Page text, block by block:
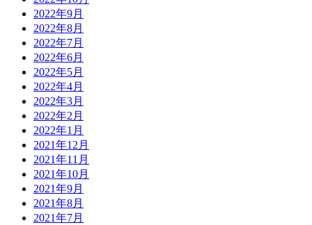
2022年9月
2022年8月
2022年7月
2022年6月
2022年5月
2022年4月
2022年3月
2022年2月
2022年1月
2021年12月
2021年11月
2021年10月
2021年9月
2021年8月
2021年7月